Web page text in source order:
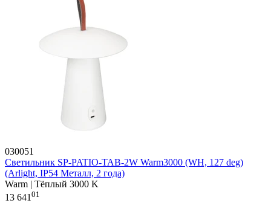
030051
Светильник SP-PATIO-TAB-2W Warm3000 (WH, 127 deg)
(Arlight, IP54 Металл, 2 года)
Warm | Тёплый 3000 K
13 641 01